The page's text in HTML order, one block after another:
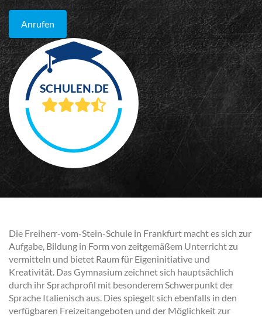
Anrufen
Die Freiherr-vom-Stein-Schule in Frankfurt macht es sich zur
Aufgabe, Bildung in Form von zeitgemäßem Unterricht zu
vermitteln und bietet Raum für Eigeninitiative und
Kreativität. Das Gymnasium zeichnet sich hauptsächlich
durch ihr Sprachprofil mit besonderem Schwerpunkt der
Sprache Italienisch aus. Dies spiegelt sich ebenfalls in den
verfügbaren Freizeitangeboten und der Möglichkeit zur